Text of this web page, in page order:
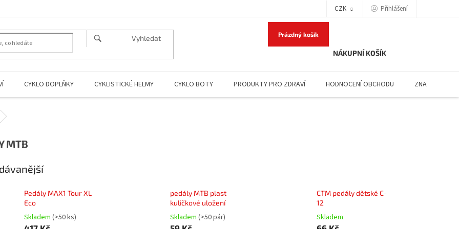
CZK Přihlášení
NÁKUPNÍ KOŠÍK
Prázdný košík
CYKLO DOPLŇKY CYKLISTICKÉ HELMY CYKLO BOTY PRODUKTY PRO ZDRAVÍ HODNOCENÍ OBCHODU ZNAČKY
MTB
Pedály MAX1 Tour XL
Eco
Skladem (>50 ks)
pedály MTB plast
kuličkové uložení
Skladem(>50 pár)
CTM pedály dětské C-
12
Skladem